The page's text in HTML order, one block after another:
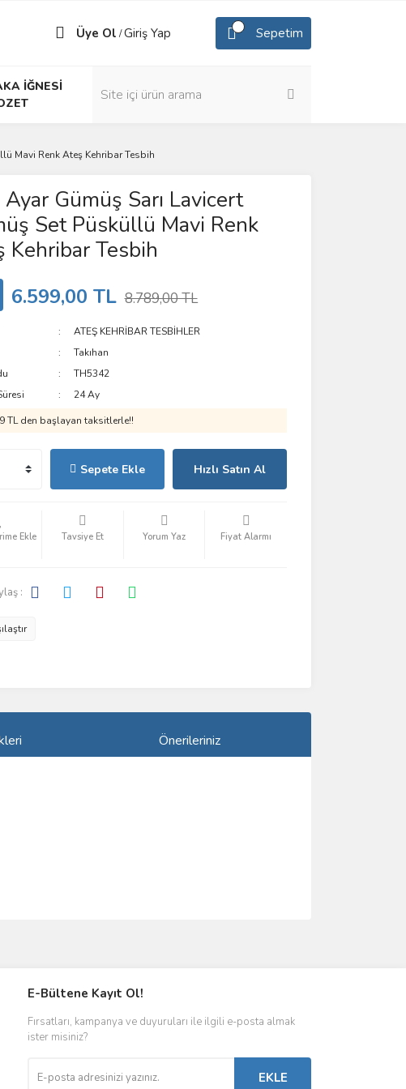
Üye Ol /Giriş Yap Sepetim
İĞNESİ
Mavi Renk Ateş Kehribar Tesbih
Gümüş Sarı Lavicert
Set Püsküllü Mavi Renk
Kehribar Tesbih
6.599,00 TL 8.789,00 TL
ATEŞ KEHRİBAR TESBİHLER
Takıhan
TH5342
24 Ay
TL den başlayan taksitlerle!!
Sepete Ekle Hızlı Satın Al
Tavsiye Et Yorum Yaz Fiyat Alarmı
:
Önerileriniz
E-Bültene Kayıt Ol!
Fırsatları, kampanya ve duyuruları ile ilgili e-posta almak
ister misiniz?
EKLE